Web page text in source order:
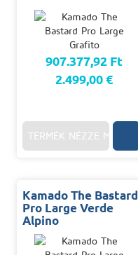
907.377,92 Ft
2.499,00 €
TERMÉK NÉZZE MEG
Kamado The Bastard
Pro Large Verde
Alpino